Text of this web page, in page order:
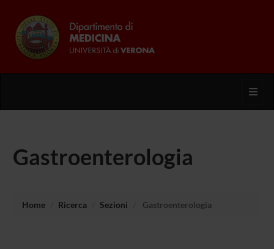
Gastroenterologia
Home Ricerca Sezioni Gastroenterologia